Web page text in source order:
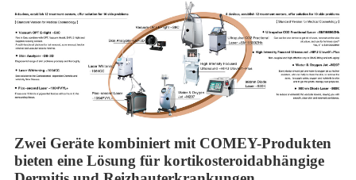
Zwei Geräte kombiniert mit COMEY-Produkten
bieten eine Lösung für kortikosteroidabhängige